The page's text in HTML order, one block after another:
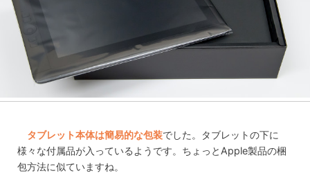
タブレット本体は簡易的な包装でした。タブレットの下に
様々な付属品が入っているようです。ちょっとApple製品の梱
包方法に似ていますね。